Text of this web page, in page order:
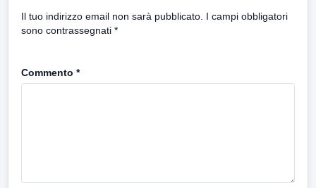
Il tuo indirizzo email non sarà pubblicato. I campi obbligatori
sono contrassegnati *
Commento *